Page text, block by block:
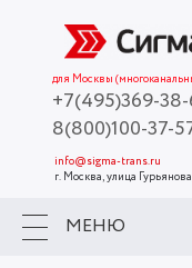
info@sigma-trans.ru
г. Москва, улица
для Москвы
+7(495)369-
8(800)100-37-
МЕНЮ